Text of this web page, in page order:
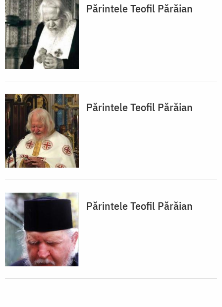
Părintele Teofil Părăian
Părintele Teofil Părăian
Părintele Teofil Părăian